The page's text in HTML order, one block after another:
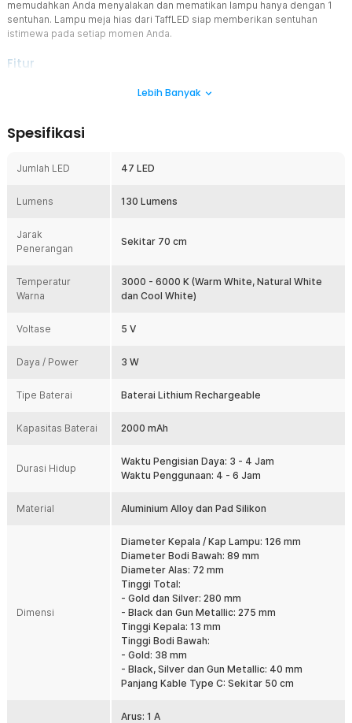
memudahkan Anda menyalakan dan mematikan lampu hanya dengan 1
sentuhan. Lampu meja hias dari TaffLED siap memberikan sentuhan
istimewa pada setiap momen Anda.
Fitur
dengan bagian atas pipih memberikan kesan sleek yang membuat
Sesuaikan Warna dan Suasana
dengan suasana yang diinginkan. Pilih warm white untuk kesan
untuk menemani waktu kerja atau belajar.
Kontrol Sentuh Praktis
menggunakan kontrol sentuh praktis sehingga Anda dapat
menyalakan lampu meja hanya dengan sekali sentuh. Anda juga
Baterai Tahan Lama
dapat digunakan sebagai penerangan tambahan kapan saja. Tak
bertahan hingga 4–6 jam.
Intensitas dan warna cahaya yang dapat diatur membuat lampu
saja. Letakkan sebagai dekorasi untuk melengkapi kamar tidur,
ruang kerja, ruang tamu, hingga digunakan saat camping outdoor.
Kelengkapan Produk
1 x TaffLED Lampu Meja Hias Desk Lamp Restaurant Bar USB 3in1
1 x Kabel USB Type C
1 x Panduan Penggunaan
Lebih Banyak
Spesifikasi
Jumlah LED 47 LED
Lumens 130 Lumens
Jarak
Penerangan
Sekitar 70 cm
Temperatur
Warna
3000 - 6000 K (Warm White, Natural White
dan Cool White)
Voltase 5 V
Daya / Power 3 W
Tipe Baterai Baterai Lithium Rechargeable
Kapasitas Baterai 2000 mAh
Durasi Hidup
Waktu Pengisian Daya: 3 - 4 Jam
Waktu Penggunaan: 4 - 6 Jam
Material Aluminium Alloy dan Pad Silikon
Dimensi
Diameter Kepala / Kap Lampu: 126 mm
Diameter Bodi Bawah: 89 mm
Diameter Alas: 72 mm
Tinggi Total:
- Gold dan Silver: 280 mm
- Black dan Gun Metallic: 275 mm
Tinggi Kepala: 13 mm
Tinggi Bodi Bawah:
- Gold: 38 mm
- Black, Silver dan Gun Metallic: 40 mm
Panjang Kable Type C: Sekitar 50 cm
Arus: 1 A